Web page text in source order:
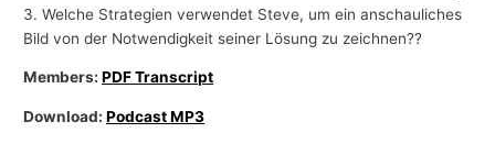
3. Welche Strategien verwendet Steve, um ein anschauliches
Bild von der Notwendigkeit seiner Lösung zu zeichnen??
Members:PDF Transcript
Download:Podcast MP3